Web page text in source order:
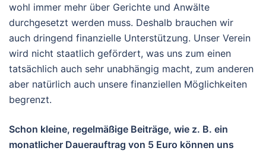
wohl immer mehr über Gerichte und Anwälte
durchgesetzt werden muss. Deshalb brauchen wir
auch dringend finanzielle Unterstützung. Unser Verein
wird nicht staatlich gefördert, was uns zum einen
tatsächlich auch sehr unabhängig macht, zum anderen
aber natürlich auch unsere finanziellen Möglichkeiten
begrenzt.
Schon kleine, regelmäßige Beiträge, wie z. B. ein
monatlicher Dauerauftrag von 5 Euro können uns